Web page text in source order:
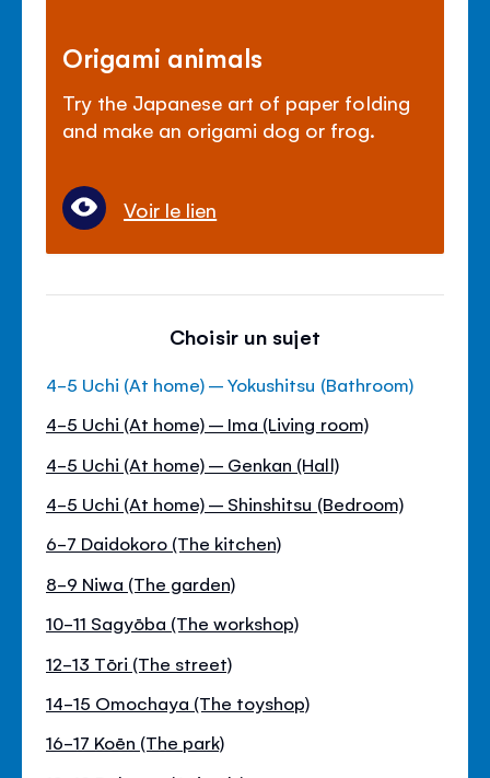
Origami animals
Try the Japanese art of paper folding
and make an origami dog or frog.
Voir le lien
Choisir un sujet
4-5 Uchi (At home) – Yokushitsu (Bathroom)
4-5 Uchi (At home) – Ima (Living room)
4-5 Uchi (At home) – Genkan (Hall)
4-5 Uchi (At home) – Shinshitsu (Bedroom)
6-7 Daidokoro (The kitchen)
8-9 Niwa (The garden)
10-11 Sagyōba (The workshop)
12-13 Tōri (The street)
14-15 Omochaya (The toyshop)
16-17 Koēn (The park)